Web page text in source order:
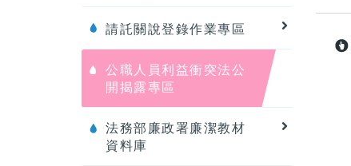
請託關說登錄作業專區
公職人員利益衝突法公
開揭露專區
法務部廉政署廉潔教材
資料庫